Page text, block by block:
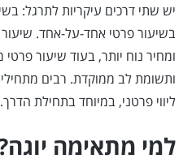
יש שתי דרכים עיקריות לתרגל:
בשיעור פרטי אחד-על-אחד.
ומחיר נוח יותר, בעוד שיעור
ותשומת לב ממוקדת. רבים
ליווי פרטני, במיוחד בתחילת הדרך.
למי מתאימה